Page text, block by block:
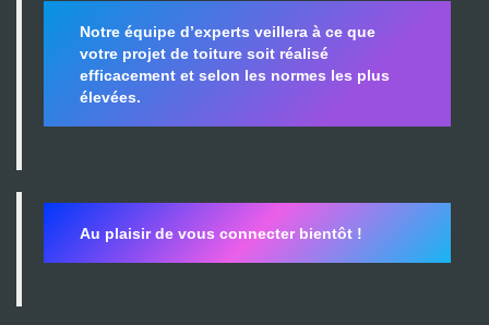
Notre équipe d’experts veillera à ce que
votre projet de toiture soit réalisé
efficacement et selon les normes les plus
élevées.
Au plaisir de vous connecter bientôt !